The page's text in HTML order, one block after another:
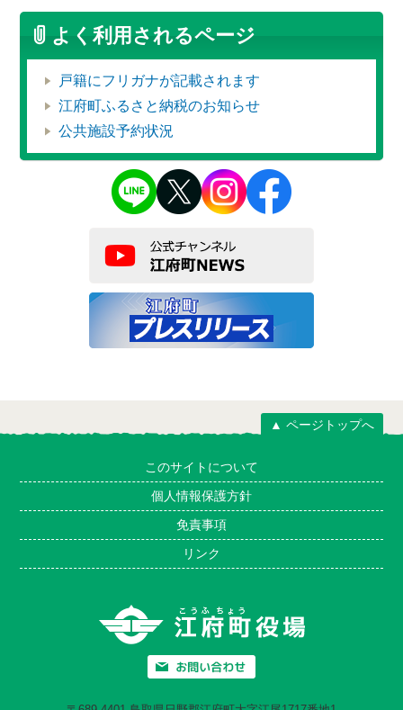
よく利用されるページ
戸籍にフリガナが記載されます
江府町ふるさと納税のお知らせ
公共施設予約状況
▲ ページトップへ
このサイトについて
個人情報保護方針
免責事項
リンク